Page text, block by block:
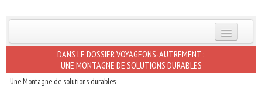
INSCRIVEZ-VOUS | ABONNEZ-VOUS
DANS LE DOSSIER VOYAGEONS-AUTREMENT :
UNE MONTAGNE DE SOLUTIONS DURABLES
Une Montagne de solutions durables